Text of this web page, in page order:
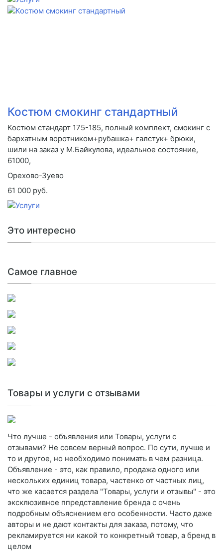
Костюм смокинг стандартный
Костюм стандарт 175-185, полный комплект, смокинг с
бархатным воротником+рубашка+ галстук+ брюки,
шили на заказ у М.Байкулова, идеальное состояние,
61000,
Орехово-Зуево
61 000 руб.
Это интересно
Самое главное
Товары и услуги с отзывами
Что лучше - объявления или Товары, услуги с
отзывами? Не совсем верный вопрос. По сути, лучше и
то и другое, но необходимо понимать в чем разница.
Объявление - это, как правило, продажа одного или
нескольких единиц товара, частенко от частных лиц,
что же касается раздела "Товары, услуги и отзывы" - это
эксклюзивное ппредставление бренда с очень
подробным объяснением его особенности. Часто даже
авторы и не дают контакты для заказа, потому, что
рекламируется ни какой то конкретный товар, а бренд в
целом